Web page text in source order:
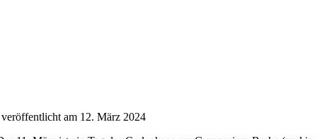
veröffentlicht am 12. März 2024